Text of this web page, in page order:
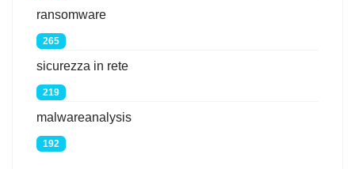
ransomware
265
sicurezza in rete
219
malwareanalysis
192